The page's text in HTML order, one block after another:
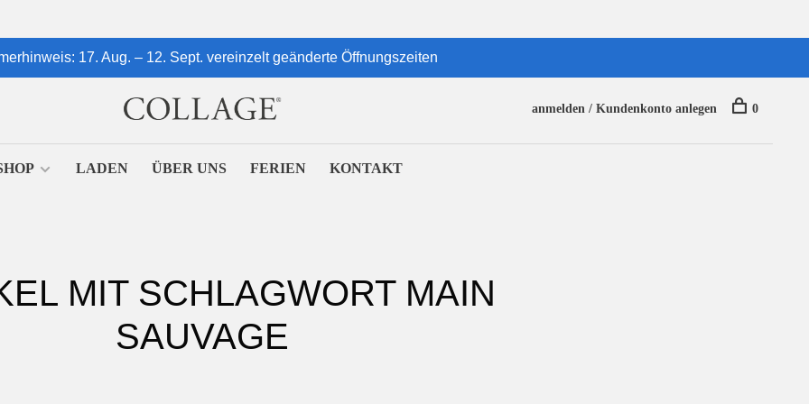
17. Aug. – 12. Sept. vereinzelt geänderte Öffnungszeiten
LADEN ÜBER UNS FERIEN KONTAKT
anmelden / Kundenkonto anlegen 0
MIT SCHLAGWORT MAIN
SAUVAGE